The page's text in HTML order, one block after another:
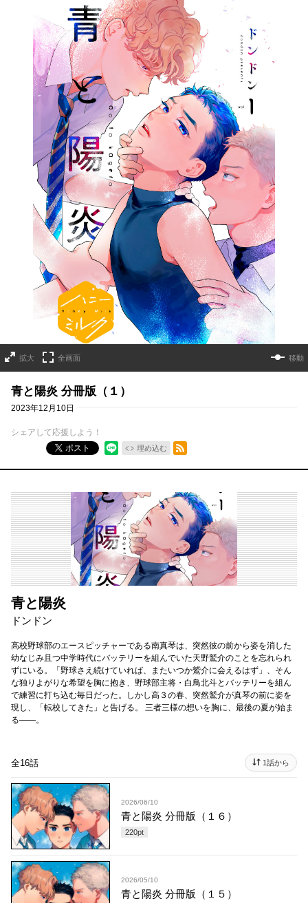
拡大 全画面 移動
青と陽炎 分冊版（１）
2023年12月10日
シェアして応援しよう！
ポスト
埋め込む
RSSフィード
青と陽炎
ドンドン
高校野球部のエースピッチャーである南真琴は、突然彼の前から姿を消した
幼なじみ且つ中学時代にバッテリーを組んでいた天野鷲介のことを忘れられ
ずにいる。「野球さえ続けていれば、またいつか鷲介に会えるはず」、そん
な独りよがりな希望を胸に抱き、野球部主将・白鳥北斗とバッテリーを組ん
で練習に打ち込む毎日だった。しかし高３の春、突然鷲介が真琴の前に姿を
現し、「転校してきた」と告げる。 三者三様の想いを胸に、最後の夏が始ま
る――。
全16話 1話から
2026/06/10
青と陽炎 分冊版（１６）
220pt
2026/05/10
青と陽炎 分冊版（１５）